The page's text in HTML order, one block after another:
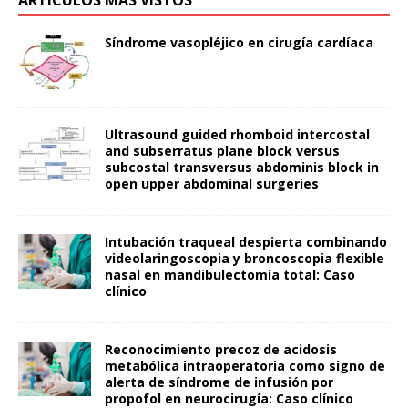
Síndrome vasopléjico en cirugía cardíaca
Ultrasound guided rhomboid intercostal
and subserratus plane block versus
subcostal transversus abdominis block in
open upper abdominal surgeries
Intubación traqueal despierta combinando
videolaringoscopia y broncoscopia flexible
nasal en mandibulectomía total: Caso
clínico
Reconocimiento precoz de acidosis
metabólica intraoperatoria como signo de
alerta de síndrome de infusión por
propofol en neurocirugía: Caso clínico